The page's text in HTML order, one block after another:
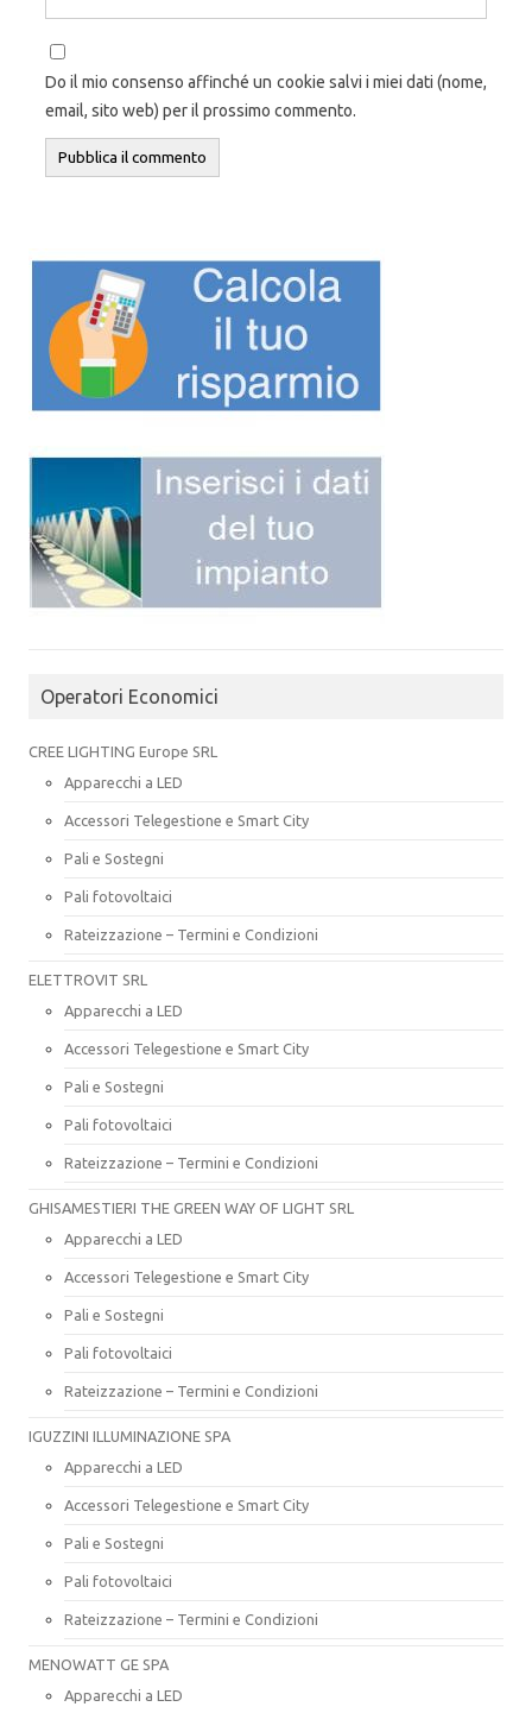
Do il mio consenso affinché un cookie salvi i miei dati (nome,
email, sito web) per il prossimo commento.
Operatori Economici
CREE LIGHTING Europe SRL
Apparecchi a LED
Accessori Telegestione e Smart City
Pali e Sostegni
Pali fotovoltaici
Rateizzazione – Termini e Condizioni
ELETTROVIT SRL
Apparecchi a LED
Accessori Telegestione e Smart City
Pali e Sostegni
Pali fotovoltaici
Rateizzazione – Termini e Condizioni
GHISAMESTIERI THE GREEN WAY OF LIGHT SRL
Apparecchi a LED
Accessori Telegestione e Smart City
Pali e Sostegni
Pali fotovoltaici
Rateizzazione – Termini e Condizioni
IGUZZINI ILLUMINAZIONE SPA
Apparecchi a LED
Accessori Telegestione e Smart City
Pali e Sostegni
Pali fotovoltaici
Rateizzazione – Termini e Condizioni
MENOWATT GE SPA
Apparecchi a LED